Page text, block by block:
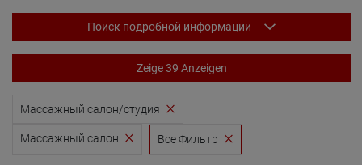
Поиск подробной информации
Zeige 39 Anzeigen
Массажный салон/студия
Массажный салон Все Фильтр